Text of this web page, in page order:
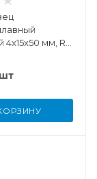
мм, R